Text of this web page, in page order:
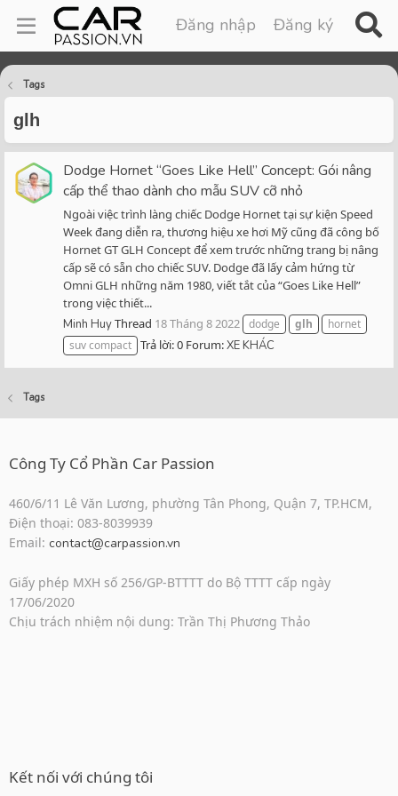
Đăng nhập Đăng ký
Tags
glh
Dodge Hornet “Goes Like Hell” Concept: Gói nâng
cấp thể thao dành cho mẫu SUV cỡ nhỏ
Ngoài việc trình làng chiếc Dodge Hornet tại sự kiện Speed
Week đang diễn ra, thương hiệu xe hơi Mỹ cũng đã công bố
Hornet GT GLH Concept để xem trước những trang bị nâng
cấp sẽ có sẵn cho chiếc SUV. Dodge đã lấy cảm hứng từ
Omni GLH những năm 1980, viết tắt của “Goes Like Hell”
trong việc thiết...
Minh HuyThread 18 Tháng 8 2022 dodge glh
hornet
suv compact Trả lời: 0 Forum:XE KHÁC
Tags
Công Ty Cổ Phần Car Passion
460/6/11 Lê Văn Lương, phường Tân Phong, Quận 7, TP.HCM,
Điện thoại: 083-8039939
Email: contact@carpassion.vn
Giấy phép MXH số 256/GP-BTTTT do Bộ TTTT cấp ngày
17/06/2020
Chịu trách nhiệm nội dung: Trần Thị Phương Thảo
Kết nối với chúng tôi